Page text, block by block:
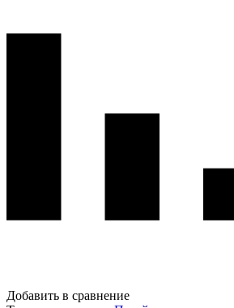
Добавить в сравнение